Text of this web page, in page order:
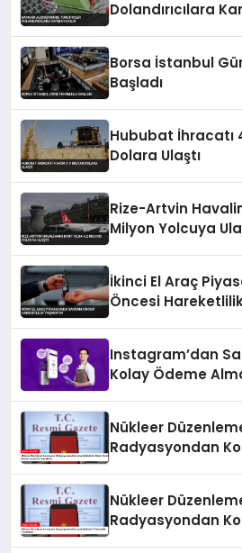
Dolandırıcılara
Borsa İstanbul
Başladı
Hububat İhracatı
Dolara Ulaştı
Rize-Artvin
Milyon Yolcuya
İkinci El Araç
Öncesi
Instagram’dan
Kolay Ödeme
Nükleer
Radyasyondan
Nükleer
Radyasyondan